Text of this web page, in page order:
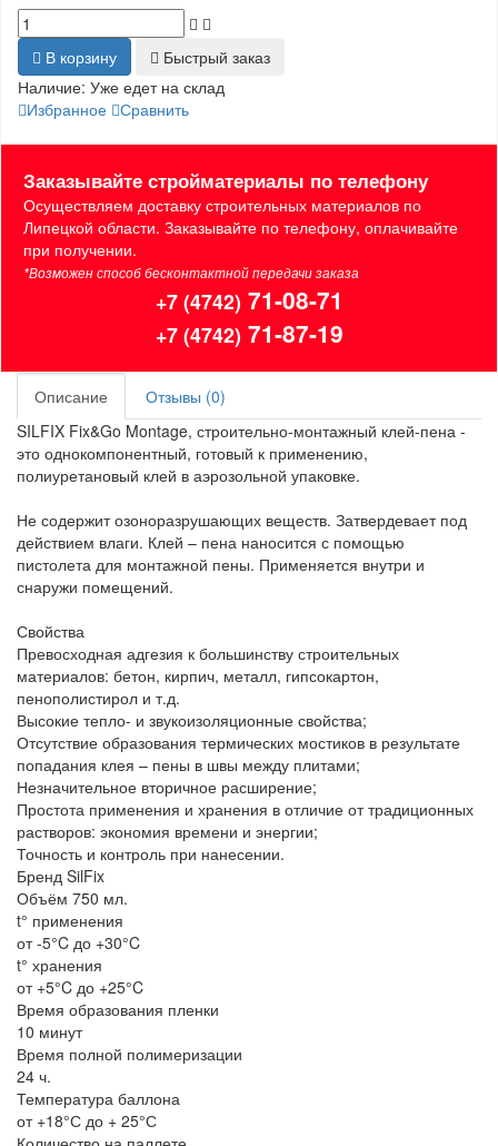
В корзину
Быстрый заказ
Наличие: Уже едет на склад
Избранное Сравнить
Заказывайте стройматериалы по телефону
Осуществляем доставку строительных материалов по
Липецкой области. Заказывайте по телефону, оплачивайте
при получении.
*Возможен способ бесконтактной передачи заказа
+7 (4742) 71-08-71
+7 (4742) 71-87-19
Описание
Отзывы (0)
SILFIX Fix&Go Montage, строительно-монтажный клей-пена -
это однокомпонентный, готовый к применению,
полиуретановый клей в аэрозольной упаковке.
Не содержит озоноразрушающих веществ. Затвердевает под
действием влаги. Клей – пена наносится с помощью
пистолета для монтажной пены. Применяется внутри и
снаружи помещений.
Свойства
Превосходная адгезия к большинству строительных
материалов: бетон, кирпич, металл, гипсокартон,
пенополистирол и т.д.
Высокие тепло- и звукоизоляционные свойства;
Отсутствие образования термических мостиков в результате
попадания клея – пены в швы между плитами;
Незначительное вторичное расширение;
Простота применения и хранения в отличие от традиционных
растворов: экономия времени и энергии;
Точность и контроль при нанесении.
Бренд SilFix
Объём 750 мл.
t° применения
от -5°C до +30°C
t° хранения
от +5°C до +25°C
Время образования пленки
10 минут
Время полной полимеризации
24 ч.
Температура баллона
от +18°С до + 25°С